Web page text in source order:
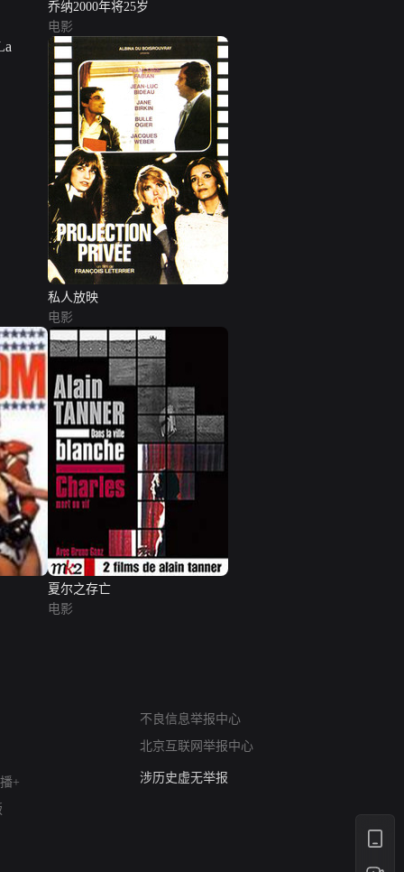
乔纳2000年将25岁
电影
私人放映
电影
夏尔之存亡
电影
+
不良信息举报中心
北京互联网举报中心
亚运会举报专区
涉历史虚无举报